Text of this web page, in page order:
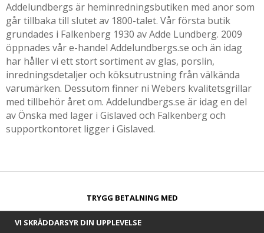
Addelundbergs är heminredningsbutiken med anor som
går tillbaka till slutet av 1800-talet. Vår första butik
grundades i Falkenberg 1930 av Adde Lundberg. 2009
öppnades vår e-handel Addelundbergs.se och än idag
har håller vi ett stort sortiment av glas, porslin,
inredningsdetaljer och köksutrustning från välkända
varumärken. Dessutom finner ni Webers kvalitetsgrillar
med tillbehör året om. Addelundbergs.se är idag en del
av Önska med lager i Gislaved och Falkenberg och
supportkontoret ligger i Gislaved.
TRYGG BETALNING MED​
VI SKRÄDDARSYR DIN UPPLEVELSE